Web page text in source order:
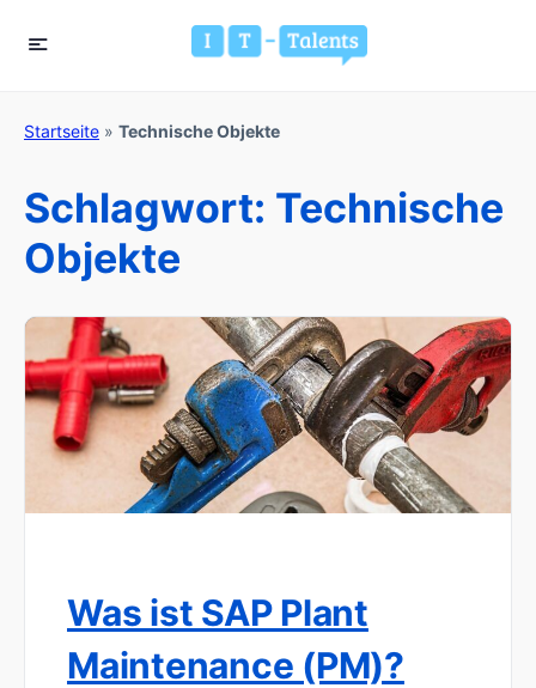
Startseite » Technische Objekte
Schlagwort: Technische
Objekte
Was ist SAP Plant
Maintenance (PM)?